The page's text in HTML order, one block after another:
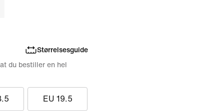
Størrelsesguide
EU 19.5
du bestiller en hel